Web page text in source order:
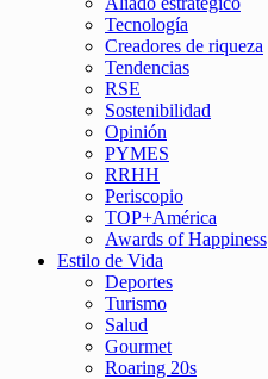
Tecnología
Creadores de riqueza
Tendencias
RSE
Sostenibilidad
Opinión
PYMES
RRHH
Periscopio
TOP+América
Awards of Happiness
Estilo de Vida
Deportes
Turismo
Salud
Gourmet
Roaring 20s